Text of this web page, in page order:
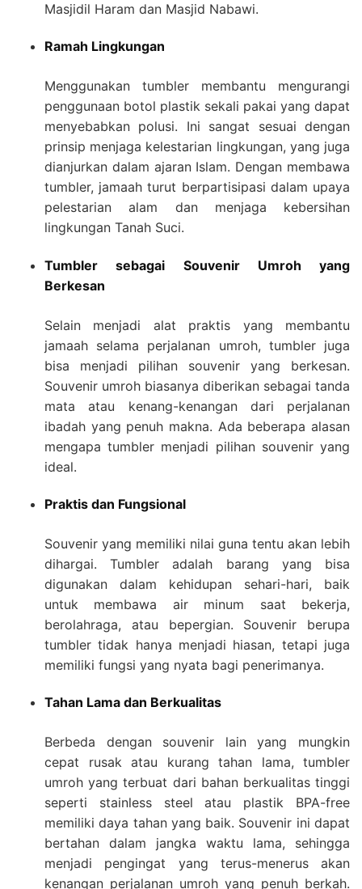
Masjidil Haram dan Masjid Nabawi.
Ramah Lingkungan
Menggunakan tumbler membantu mengurangi
penggunaan botol plastik sekali pakai yang dapat
menyebabkan polusi. Ini sangat sesuai dengan
prinsip menjaga kelestarian lingkungan, yang juga
dianjurkan dalam ajaran Islam. Dengan membawa
tumbler, jamaah turut berpartisipasi dalam upaya
pelestarian alam dan menjaga kebersihan
lingkungan Tanah Suci.
Tumbler sebagai Souvenir Umroh yang
Berkesan
Selain menjadi alat praktis yang membantu
jamaah selama perjalanan umroh, tumbler juga
bisa menjadi pilihan souvenir yang berkesan.
Souvenir umroh biasanya diberikan sebagai tanda
mata atau kenang-kenangan dari perjalanan
ibadah yang penuh makna. Ada beberapa alasan
mengapa tumbler menjadi pilihan souvenir yang
ideal.
Praktis dan Fungsional
Souvenir yang memiliki nilai guna tentu akan lebih
dihargai. Tumbler adalah barang yang bisa
digunakan dalam kehidupan sehari-hari, baik
untuk membawa air minum saat bekerja,
berolahraga, atau bepergian. Souvenir berupa
tumbler tidak hanya menjadi hiasan, tetapi juga
memiliki fungsi yang nyata bagi penerimanya.
Tahan Lama dan Berkualitas
Berbeda dengan souvenir lain yang mungkin
cepat rusak atau kurang tahan lama, tumbler
umroh yang terbuat dari bahan berkualitas tinggi
seperti stainless steel atau plastik BPA-free
memiliki daya tahan yang baik. Souvenir ini dapat
bertahan dalam jangka waktu lama, sehingga
menjadi pengingat yang terus-menerus akan
kenangan perjalanan umroh yang penuh berkah.